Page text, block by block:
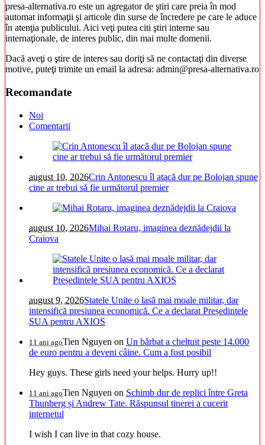
presa-alternativa.ro este un agregator de ştiri care preia în mod
automat informaţii şi articole din surse de încredere pe care le aduce
în atenţia publicului. Aici veţi putea citi ştiri interne sau
internaţionale, de interes public, din mai multe domenii.
Dacă aveţi o ştire de interes sau doriţi să ne contactaţi din diverse
motive, puteţi trimite un email la adresa: admin@presa-alternativa.ro
Recomandate
Noi
Comentarii
august 10, 2026Crin Antonescu îl atacă dur pe Bolojan spune
cine ar trebui să fie următorul premier
august 10, 2026Mihai Rotaru, imaginea deznădejdii la
Craiova
august 9, 2026Statele Unite o lasă mai moale militar, dar
intensifică presiunea economică. Ce a declarat Președintele
SUA pentru AXIOS
11 ani agoTien Nguyen on Un bărbat a cheltuit peste 14.000
de euro pentru a deveni câine. Cum a fost posibil
Hey guys. These girls need your helps. Hurry up!!
11 ani agoTien Nguyen on Schimb dur de replici între Greta
Thunberg și Andrew Tate. Răspunsul tinerei a cucerit
internetul
I wish I can live in that cozy house.